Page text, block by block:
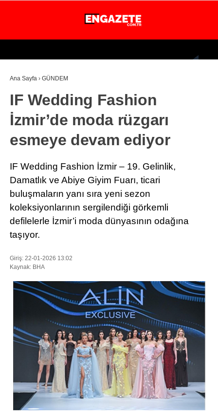
Facebook
Instagram
Youtube
30
İSTANBUL
GÜNDEM
EKONOMİ
DÜNYA
MAGAZİN
SAĞLIK
TEKNOLOJİ
EĞİTİM
Ana Sayfa › GÜNDEM
IF Wedding Fashion
İzmir’de moda rüzgarı
esmeye devam ediyor
IF Wedding Fashion İzmir – 19. Gelinlik,
Damatlık ve Abiye Giyim Fuarı, ticari
buluşmaların yanı sıra yeni sezon
koleksiyonlarının sergilendiği görkemli
defilelerle İzmir’i moda dünyasının odağına
taşıyor.
Giriş: 22-01-2026 13:02
Kaynak: BHA